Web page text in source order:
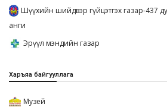
Шүүхийн шийдвэр гүйцэтгэх газар-437
анги
Эрүүл мэндийн газар
Харъяа байгууллага
Музей